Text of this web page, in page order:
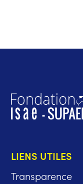
LIENS UTILES
Transparence